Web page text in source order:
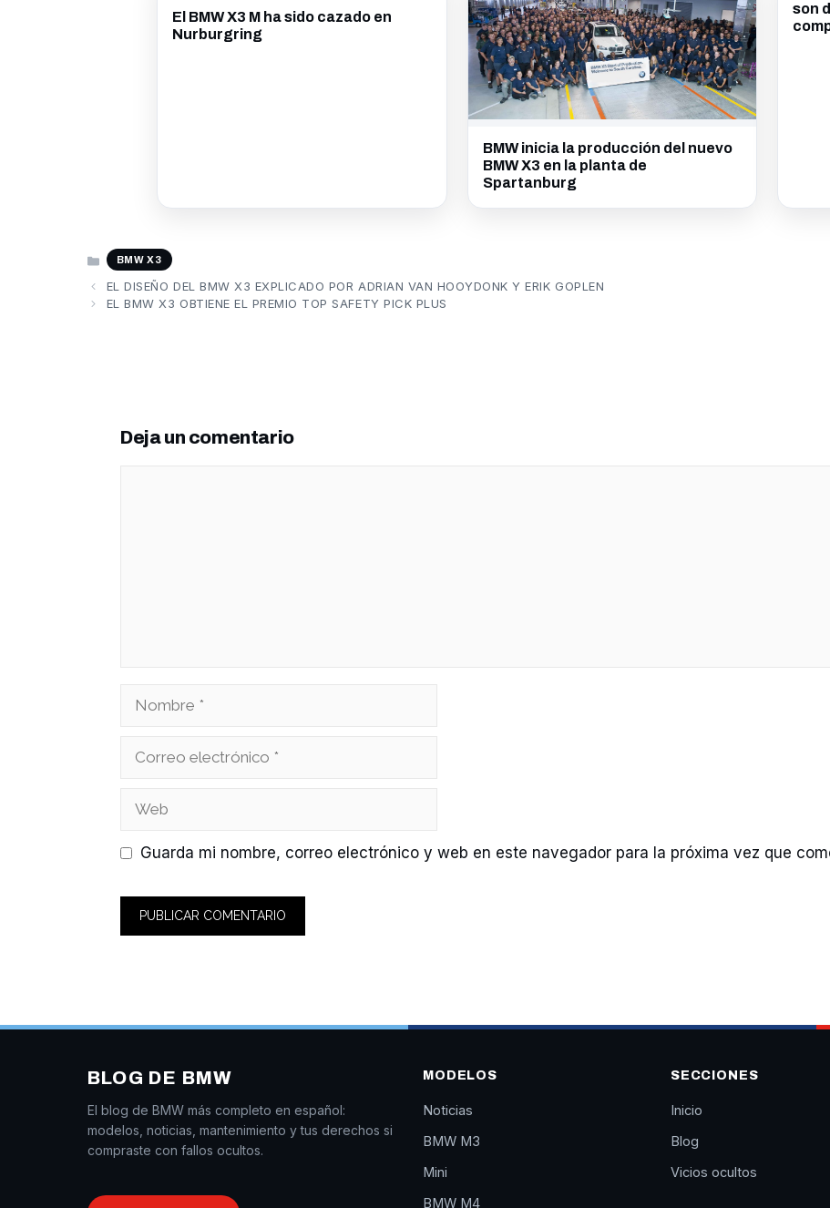
El BMW X3 M ha sido cazado en
Nurburgring
BMW inicia la producción del nuevo
BMW X3 en la planta de
Spartanburg
son
CATEGORÍAS
BMW X3
EL DISEÑO DEL BMW X3 EXPLICADO POR ADRIAN VAN HOOYDONK Y ERIK GOPLEN
EL BMW X3 OBTIENE EL PREMIO TOP SAFETY PICK PLUS
Deja un comentario
Nombre
Correo
Web
Guarda mi nombre, correo electrónico y web en este navegador para la próxima vez que
BLOG DE BMW
El blog de BMW más completo en español:
modelos, noticias, mantenimiento y tus derechos si
compraste con fallos ocultos.
MODELOS
Noticias
BMW M3
Mini
BMW M4
SECCIONES
Inicio
Blog
Vicios ocultos